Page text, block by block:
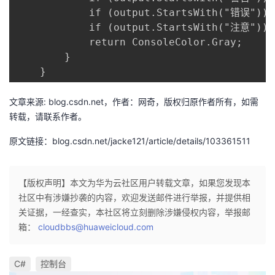
if (output.StartsWith("错误"))
if (output.StartsWith("注意"))
return ConsoleColor.Gray;
}
}
文章来源: blog.csdn.net，作者：网奇，版权归原作者所有，如需
转载，请联系作者。
原文链接：blog.csdn.net/jacke121/article/details/103361511
【版权声明】本文为华为云社区用户转载文章，如果您发现本
社区中有涉嫌抄袭的内容，欢迎发送邮件进行举报，并提供相
关证据，一经查实，本社区将立刻删除涉嫌侵权内容，举报邮
箱： cloudbbs@huaweicloud.com
C# 控制台